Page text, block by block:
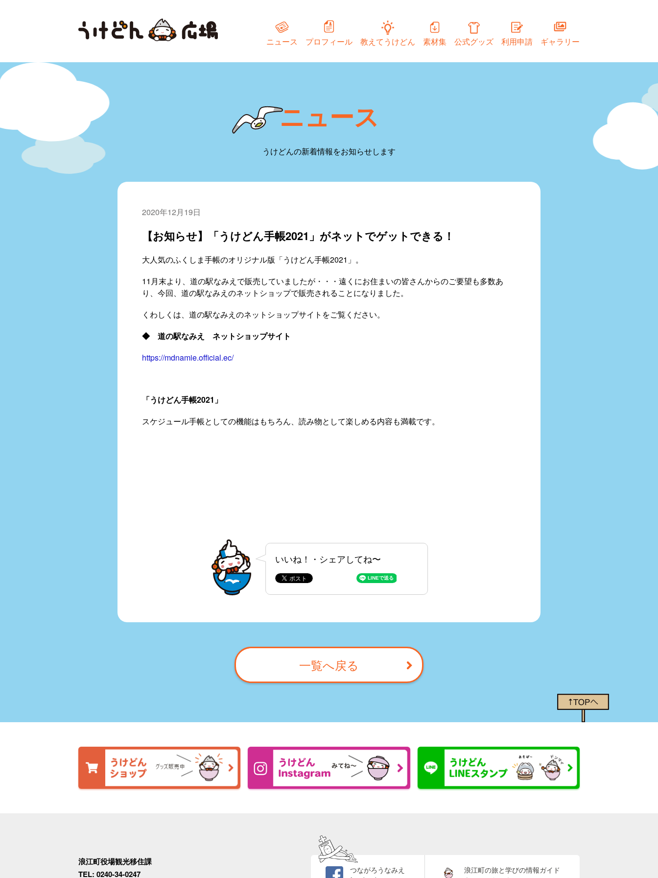
ニュース プロフィール 教えてうけどん 素材集 公式グッズ 利用申請 ギャラリー
ニュース
うけどんの新着情報をお知らせします
2020年12月19日
【お知らせ】「うけどん手帳2021」がネットでゲットできる！
大人気のふくしま手帳のオリジナル版「うけどん手帳2021」。
11月末より、道の駅なみえで販売していましたが・・・遠くにお住まいの皆さんからのご要望も多数あ
り、今回、道の駅なみえのネットショップで販売されることになりました。
くわしくは、道の駅なみえのネットショップサイトをご覧ください。
◆ 道の駅なみえ ネットショップサイト
https://mdnamie.official.ec/
「うけどん手帳2021」
スケジュール手帳としての機能はもちろん、読み物として楽しめる内容も満載です。
いいね！・シェアしてね〜
一覧へ戻る
つながろうなみえ
浪江町の旅と学びの情報ガイド
浪江町役場観光移住課
TEL: 0240-34-0247